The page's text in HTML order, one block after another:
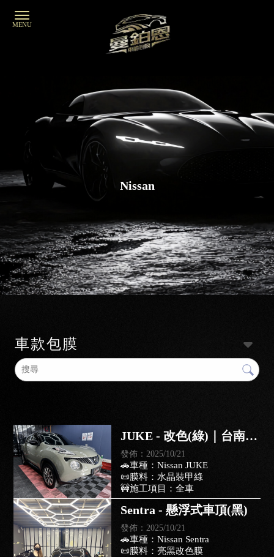
Nissan
車款包膜
JUKE - 改色(綠)｜台南汽
車改色膜｜仁德區汽車改
色膜｜
發佈：2025/10/21
🚗車種：Nissan JUKE
📜膜料：水晶裝甲綠
🚧施工項目：全車
Sentra - 懸浮式車頂(黑)
發佈：2025/10/21
🚗車種：Nissan Sentra
📜膜料：亮黑改色膜